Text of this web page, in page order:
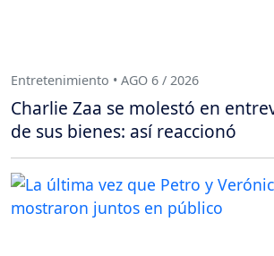
Entretenimiento • AGO 6 / 2026
Charlie Zaa se molestó en
de sus bienes: así reaccionó